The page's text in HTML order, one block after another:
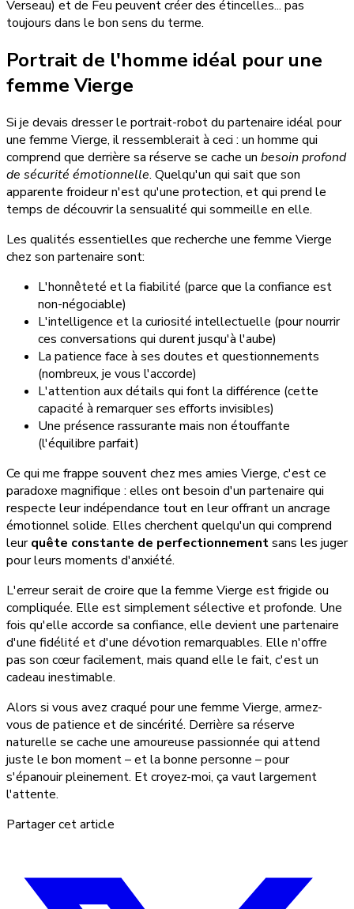
Verseau) et de Feu peuvent créer des étincelles... pas
toujours dans le bon sens du terme.
Portrait de l'homme idéal pour une
femme Vierge
Si je devais dresser le portrait-robot du partenaire idéal pour
une femme Vierge, il ressemblerait à ceci : un homme qui
comprend que derrière sa réserve se cache un besoin profond
de sécurité émotionnelle. Quelqu'un qui sait que son
apparente froideur n'est qu'une protection, et qui prend le
temps de découvrir la sensualité qui sommeille en elle.
Les qualités essentielles que recherche une femme Vierge
chez son partenaire sont:
L'honnêteté et la fiabilité (parce que la confiance est
non-négociable)
L'intelligence et la curiosité intellectuelle (pour nourrir
ces conversations qui durent jusqu'à l'aube)
La patience face à ses doutes et questionnements
(nombreux, je vous l'accorde)
L'attention aux détails qui font la différence (cette
capacité à remarquer ses efforts invisibles)
Une présence rassurante mais non étouffante
(l'équilibre parfait)
Ce qui me frappe souvent chez mes amies Vierge, c'est ce
paradoxe magnifique : elles ont besoin d'un partenaire qui
respecte leur indépendance tout en leur offrant un ancrage
émotionnel solide. Elles cherchent quelqu'un qui comprend
leurquête constante de perfectionnementsans les juger
pour leurs moments d'anxiété.
L'erreur serait de croire que la femme Vierge est frigide ou
compliquée. Elle est simplement sélective et profonde. Une
fois qu'elle accorde sa confiance, elle devient une partenaire
d'une fidélité et d'une dévotion remarquables. Elle n'offre
pas son cœur facilement, mais quand elle le fait, c'est un
cadeau inestimable.
Alors si vous avez craqué pour une femme Vierge, armez-
vous de patience et de sincérité. Derrière sa réserve
naturelle se cache une amoureuse passionnée qui attend
juste le bon moment – et la bonne personne – pour
s'épanouir pleinement. Et croyez-moi, ça vaut largement
l'attente.
Partager cet article